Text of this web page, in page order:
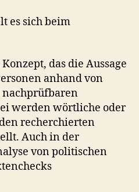
es sich beim
das die Aussage
anhand von
werden wörtliche oder
recherchierten
Auch in der
von politischen